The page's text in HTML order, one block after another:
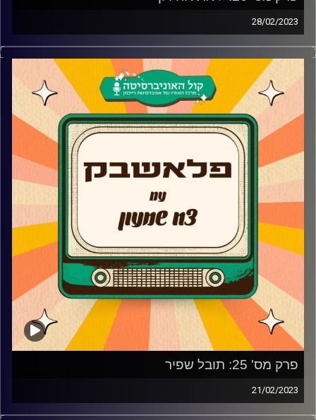
28/02/2023
צח שמעון מארח את ליאת אחירון!
המנחה המיתולגית של ערוץ הילדים חוזרת לעשייה אחרי
הפסקה של 18 שנים ורגע לפני שידור הסדרה החדשה
בכיכובה היא מגיעה לדבר על ההתחלה בערוץ הילדים, איך
הייתה גם בפסטיגל וגם בעיר ערוץ הילדים באותו הזמן?, מה
המוזיקה בשבילה, למה לקחה הפסקה ארוכה ומה הפרוייקטים
הבאים שעל הפרק?
קרדיט תמונות:
פרק מס' 25: תובל שפיר
21/02/2023
תובל שפיר הילד שגדלנו והתבגרנו איתנו על המסך מגיע